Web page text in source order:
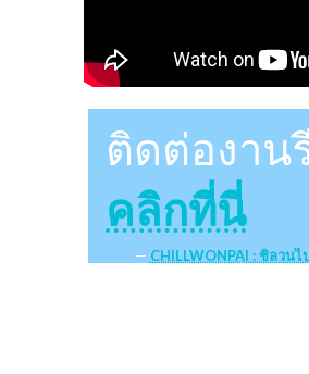
ติดต่องาน
คลิกที่นี่
CHILLWONPAI : ชิลวน